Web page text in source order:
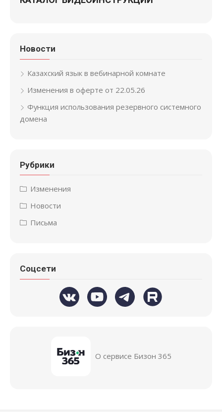
Новости
Казахский язык в вебинарной комнате
Изменения в оферте от 22.05.26
Функция использования резервного системного
домена
Рубрики
Изменения
Новости
Письма
Соцсети
О сервисе Бизон 365